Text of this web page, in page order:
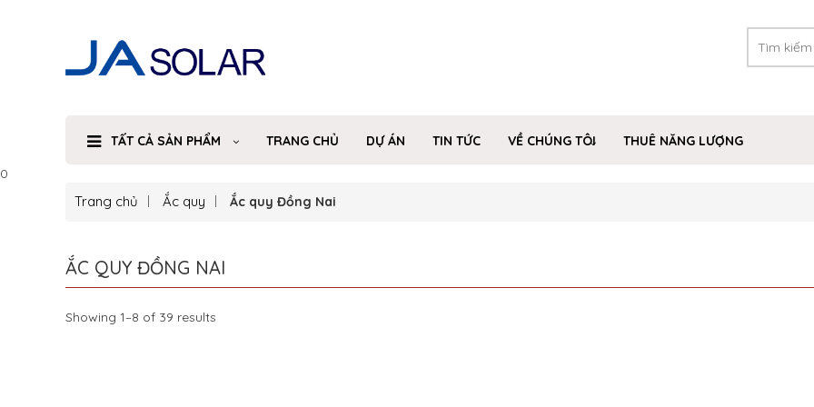
TẤT CẢ SẢN PHẨM TRANG CHỦ DỰ ÁN TIN TỨC VỀ CHÚNG TÔI
THUÊ NĂNG LƯỢNG
0
Trang chủ Ắc quy Ắc quy Đồng Nai
ẮC QUY ĐỒNG NAI
Showing 1–8 of 39 results